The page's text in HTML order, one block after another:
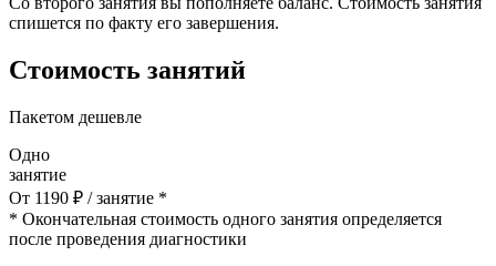
спишется по факту его завершения.
Стоимость занятий
Пакетом дешевле
Одно
занятие
От 1190 ₽ / занятие *
* Окончательная стоимость одного занятия определяется
после проведения диагностики